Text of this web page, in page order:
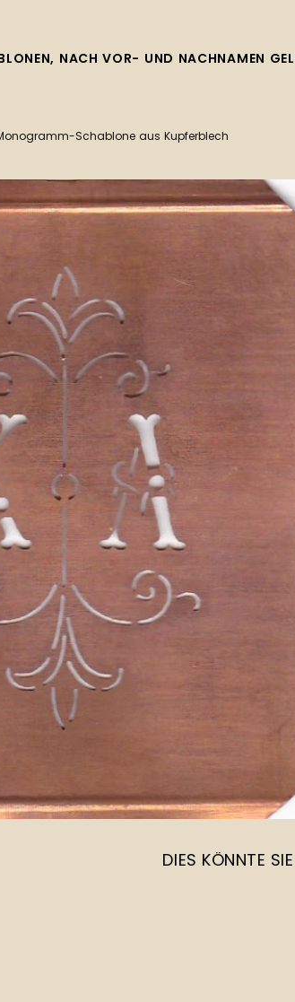
NACH VOR- UND NACHNAMEN
Schablone aus Kupferblech
DIES KÖNNTE